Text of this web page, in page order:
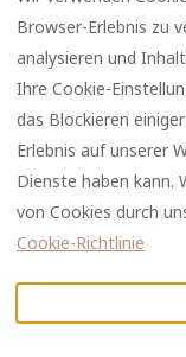
Impressum
Cookie-Richtlinie
Browser-Erlebnis zu
analysieren und
Ihre Cookie-
das Blockieren
Erlebnis auf unserer
Dienste haben kann.
von Cookies durch
Cookie-Richtlinie